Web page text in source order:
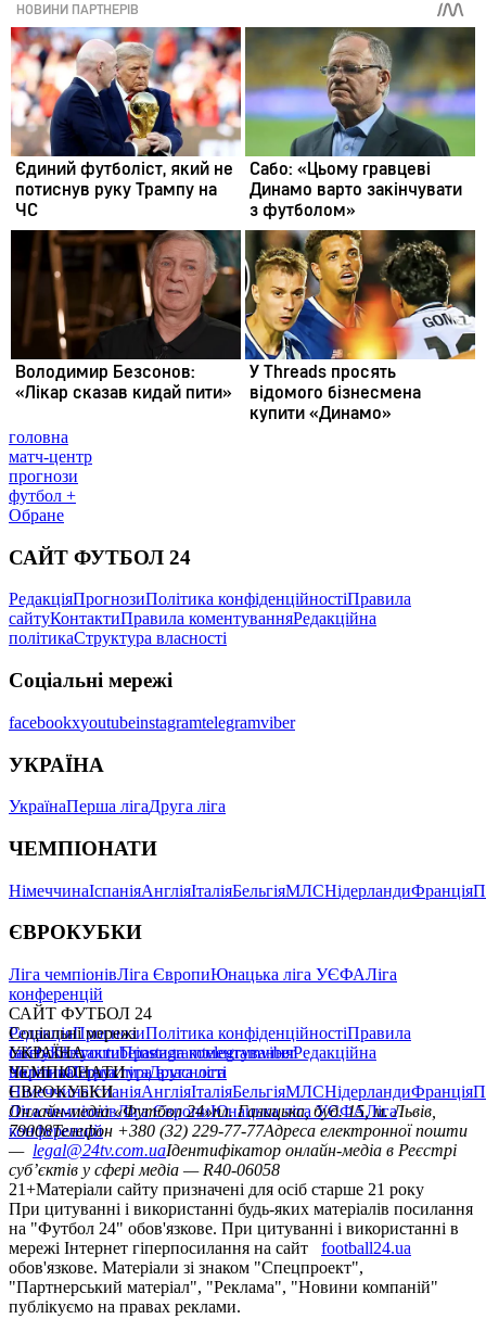
головна
матч-центр
прогнози
футбол +
Обране
САЙТ ФУТБОЛ 24
РедакціяПрогнозиПолітика конфіденційностіПравила
сайтуКонтактиПравила коментуванняРедакційна
політикаСтруктура власності
Соціальні мережі
facebookxyoutubeinstagramtelegramviber
УКРАЇНА
УкраїнаПерша лігаДруга ліга
ЧЕМПІОНАТИ
НімеччинаІспаніяАнгліяІталіяБельгіяМЛСНідерландиФранція
ЄВРОКУБКИ
Ліга чемпіонівЛіга ЄвропиЮнацька ліга УЄФАЛіга
конференцій
САЙТ ФУТБОЛ 24
РедакціяПрогнозиПолітика конфіденційностіПравила
сайтуКонтактиПравила коментуванняРедакційна
політикаСтруктура власності
Соціальні мережі
facebookxyoutubeinstagramtelegramviber
УКРАЇНА
УкраїнаПерша лігаДруга ліга
ЧЕМПІОНАТИ
НімеччинаІспаніяАнгліяІталіяБельгіяМЛСНідерландиФранція
ЄВРОКУБКИ
Ліга чемпіонівЛіга ЄвропиЮнацька ліга УЄФАЛіга
конференцій
Онлайн-медіа «Футбол 24»пл. Галицька, буд. 15, м. Львів,
79008Телефон +380 (32) 229-77-77Адреса електронної пошти
— legal@24tv.com.uaІдентифікатор онлайн-медіа в Реєстрі
суб’єктів у сфері медіа — R40-06058
21+Матеріали сайту призначені для осіб старше 21 року
При цитуванні і використанні будь-яких матеріалів посилання
на "Футбол 24" обов'язкове. При цитуванні і використанні в
мережі Інтернет гіперпосилання на сайт
football24.ua
обов'язкове. Матеріали зі знаком "Спецпроект",
"Партнерський матеріал", "Реклама", "Новини компаній"
публікуємо на правах реклами.